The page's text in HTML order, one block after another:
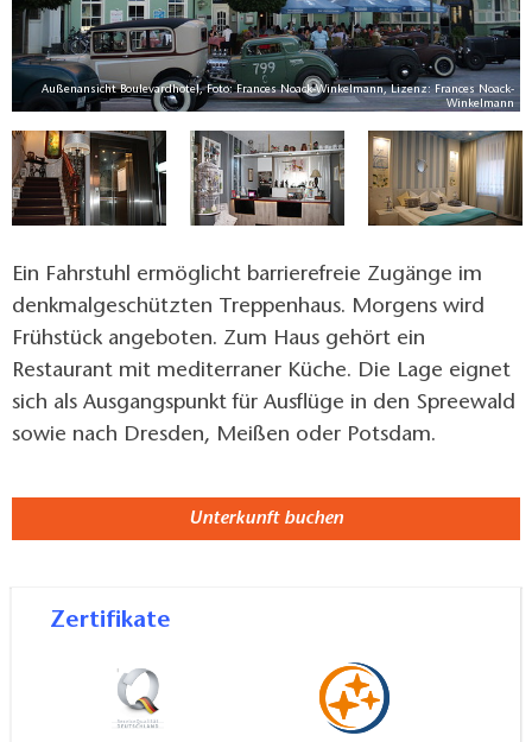
Außenansicht Boulevardhotel, Foto: Frances Noack-Winkelmann, Lizenz: Frances Noack-
Winkelmann
Ein Fahrstuhl ermöglicht barrierefreie Zugänge im
denkmalgeschützten Treppenhaus. Morgens wird
Frühstück angeboten. Zum Haus gehört ein
Restaurant mit mediterraner Küche. Die Lage eignet
sich als Ausgangspunkt für Ausflüge in den Spreewald
sowie nach Dresden, Meißen oder Potsdam.
Unterkunft buchen
Zertifikate